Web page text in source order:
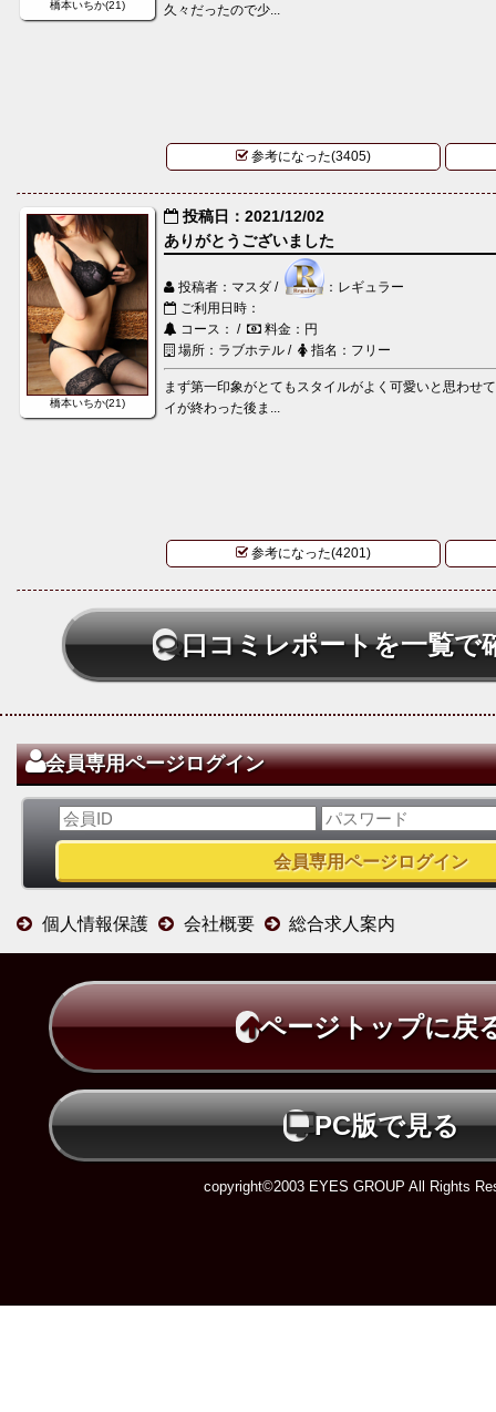
橋本いちか(21) 久々だったので少...
参考になった(3405)
橋本いちか(21)
投稿日：2021/12/02
ありがとうございました
投稿者：マスダ /
：レギュラー
ご利用日時：
コース： /
料金：円
場所：ラブホテル /
指名：フリー
まず第一印象がとてもスタイルがよく可愛いと思わせ
イが終わった後ま...
参考になった(4201)
口コミレポートを一覧で
会員専用ページログイン
個人情報保護 会社概要 総合求人案内
ページトップに戻
PC版で見る
copyright©2003 EYES GROUP All Rights